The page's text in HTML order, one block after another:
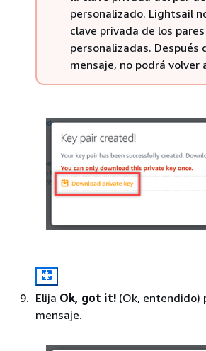
personalizado. Lightsail
clave privada de los
personalizadas. Después
mensaje, no podrá volver
Elija Ok, got it! (Ok, entendido)
mensaje.